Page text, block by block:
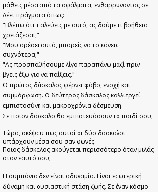
μάθεις μέσα από τα σφάλματα, ενθαρρύνοντας σε.
Λέει πράγματα όπως:
"Βλέπω ότι παλεύεις με αυτό, ας δούμε τι βοήθεια
χρειάζεσαι;"
"Μου αρέσει αυτό, μπορείς να το κάνεις
συχνότερα;"
"Ας προσπαθήσουμε λίγο παραπάνω μαζί πριν
βγεις έξω για να παίξεις."
Ο πρώτος δάσκαλος φέρνει φόβο, ενοχή και
συμμόρφωση. Ο δεύτερος δάσκαλος καλλιεργεί
εμπιστοσύνη και μακροχρόνια δέσμευση.
Σε ποιον δάσκαλο θα εμπιστευόσουν το παιδί σου;
Τώρα, σκέψου πως αυτοί οι δύο δάσκαλοι
υπάρχουν μέσα σου σαν φωνές.
Ποιος δάσκαλος ακούγεται περισσότερο όταν μιλάς
στον εαυτό σου;
Η συμπόνια δεν είναι αδυναμία. Είναι εσωτερική
δύναμη και ουσιαστική στάση ζωής. Σε έναν κόσμο